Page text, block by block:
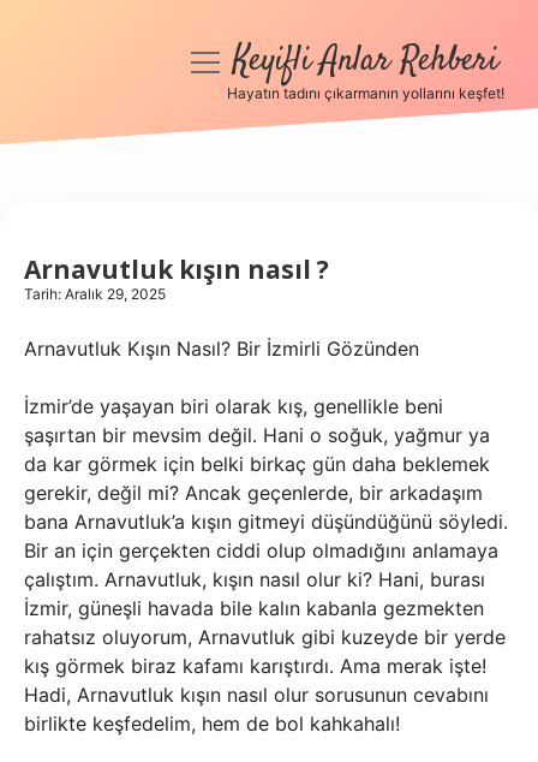
Anasayfa
Hakkımızda
menüyüKeyifli Anlar Rehberi
Hayatın tadını çıkarmanın yollarını keşfet!
Arnavutluk kışın nasıl ?
Tarih: Aralık 29, 2025
Arnavutluk Kışın Nasıl? Bir İzmirli Gözünden
İzmir’de yaşayan biri olarak kış, genellikle beni
şaşırtan bir mevsim değil. Hani o soğuk, yağmur ya
da kar görmek için belki birkaç gün daha beklemek
gerekir, değil mi? Ancak geçenlerde, bir arkadaşım
bana Arnavutluk’a kışın gitmeyi düşündüğünü söyledi.
Bir an için gerçekten ciddi olup olmadığını anlamaya
çalıştım. Arnavutluk, kışın nasıl olur ki? Hani, burası
İzmir, güneşli havada bile kalın kabanla gezmekten
rahatsız oluyorum, Arnavutluk gibi kuzeyde bir yerde
kış görmek biraz kafamı karıştırdı. Ama merak işte!
Hadi, Arnavutluk kışın nasıl olur sorusunun cevabını
birlikte keşfedelim, hem de bol kahkahalı!